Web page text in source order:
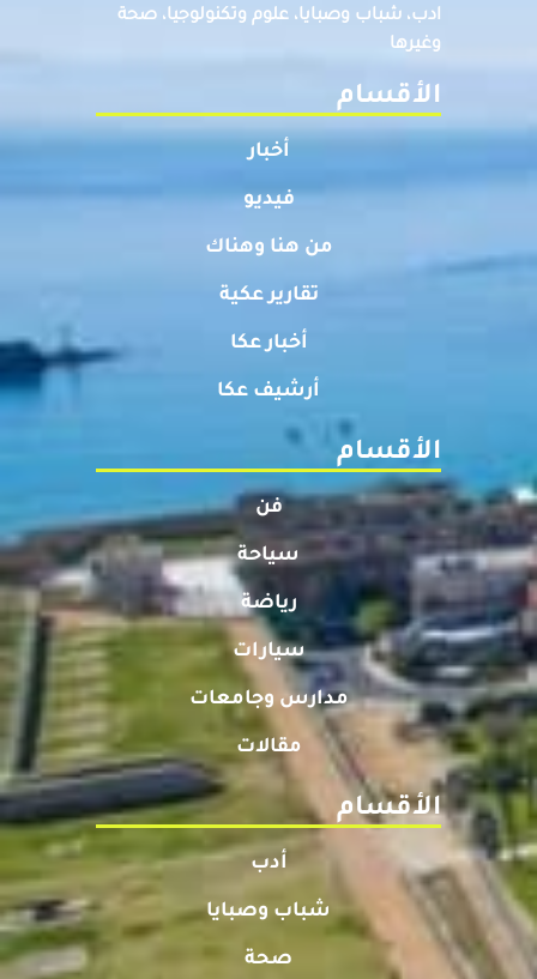
ادب، شباب وصبايا، علوم وتكنولوجيا، صحة
وغيرها
الأقسام
أخبار
فيديو
من هنا وهناك
تقارير عكية
أخبار عكا
أرشيف عكا
الأقسام
فن
سياحة
رياضة
سيارات
مدارس وجامعات
مقالات
الأقسام
أدب
شباب وصبايا
صحة